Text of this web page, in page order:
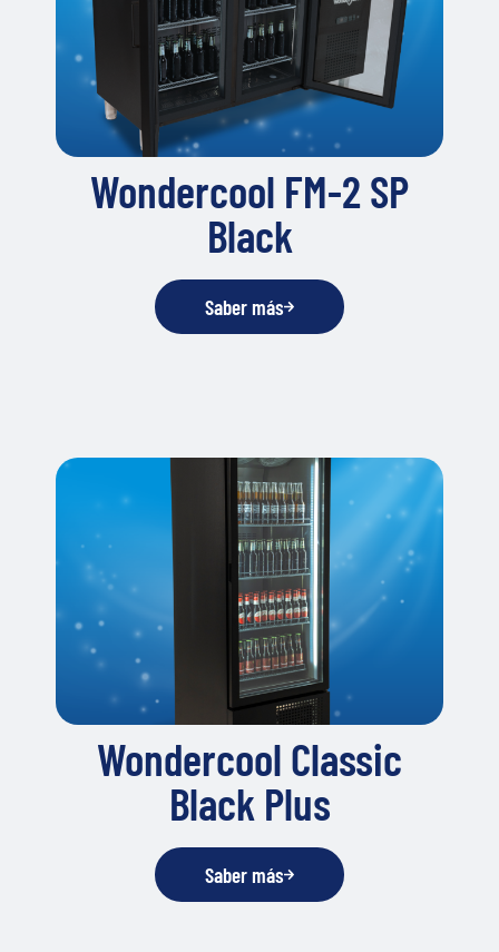
Wondercool FM-2 SP
Black
Saber más
Wondercool Classic
Black Plus
Saber más